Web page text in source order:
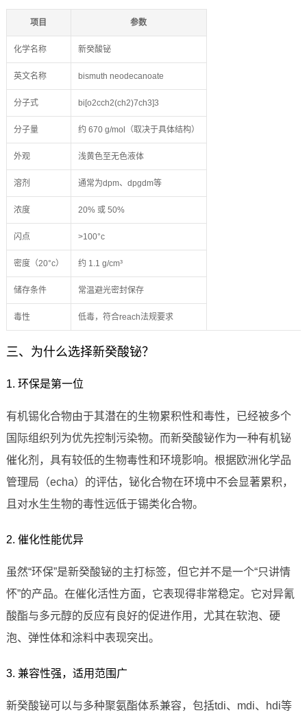
项目 参数
化学名称 新癸酸铋
英文名称 bismuth neodecanoate
分子式 bi[o2cch2(ch2)7ch3]3
分子量 约 670 g/mol（取决于具体结构）
外观 浅黄色至无色液体
溶剂 通常为dpm、dpgdm等
浓度 20% 或 50%
闪点 >100°c
密度（20°c） 约 1.1 g/cm³
储存条件 常温避光密封保存
毒性 低毒，符合reach法规要求
三、为什么选择新癸酸铋？
1. 环保是第一位
有机锡化合物由于其潜在的生物累积性和毒性，已经被多个
国际组织列为优先控制污染物。而新癸酸铋作为一种有机铋
催化剂，具有较低的生物毒性和环境影响。根据欧洲化学品
管理局（echa）的评估，铋化合物在环境中不会显著累积，
且对水生生物的毒性远低于锡类化合物。
2. 催化性能优异
虽然“环保”是新癸酸铋的主打标签，但它并不是一个“只讲情
怀”的产品。在催化活性方面，它表现得非常稳定。它对异氰
酸酯与多元醇的反应有良好的促进作用，尤其在软泡、硬
泡、弹性体和涂料中表现突出。
3. 兼容性强，适用范围广
新癸酸铋可以与多种聚氨酯体系兼容，包括tdi、mdi、hdi等